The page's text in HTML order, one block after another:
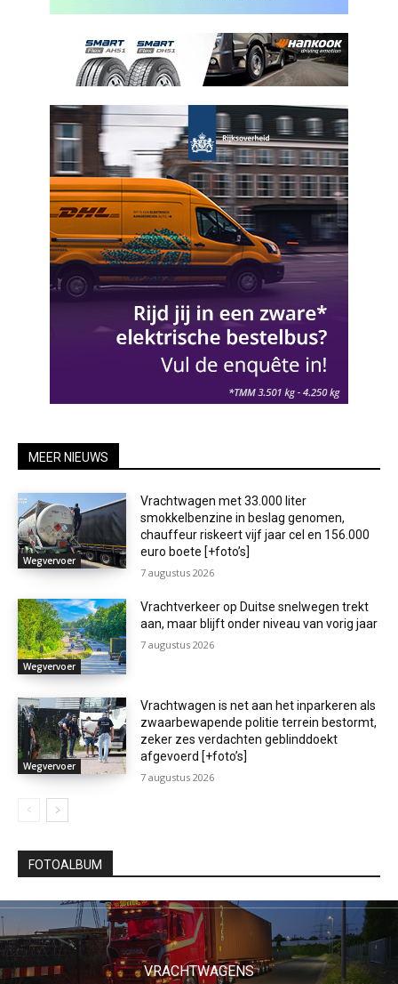
MEER NIEUWS
Wegvervoer
Vrachtwagen met 33.000 liter
smokkelbenzine in beslag genomen,
chauffeur riskeert vijf jaar cel en 156.000
euro boete [+foto’s]
7 augustus 2026
Wegvervoer
Vrachtverkeer op Duitse snelwegen trekt
aan, maar blijft onder niveau van vorig jaar
7 augustus 2026
Wegvervoer
Vrachtwagen is net aan het inparkeren als
zwaarbewapende politie terrein bestormt,
zeker zes verdachten geblinddoekt
afgevoerd [+foto’s]
7 augustus 2026
FOTOALBUM
VRACHTWAGENS